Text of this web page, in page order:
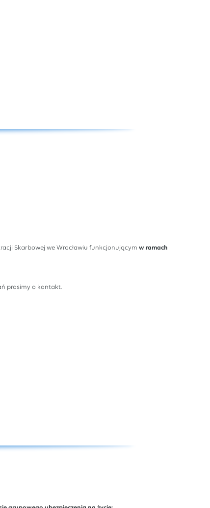
Skarbowej we Wrocławiu funkcjonującym w ramach
prosimy o kontakt.